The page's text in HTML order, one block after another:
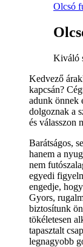
Olcsó
Kiváló
Kedvező
kapcsán?
adunk önnek
dolgoznak a
és válasszon
Barátságos,
hanem a
nem
egyedi
engedje,
Gyors,
biztosítunk
tökéletesen
tapasztalt
legnagyobb